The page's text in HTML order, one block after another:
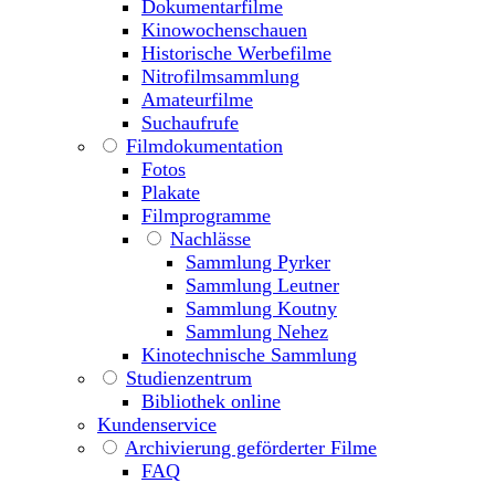
Dokumentarfilme
Kinowochenschauen
Historische Werbefilme
Nitrofilmsammlung
Amateurfilme
Suchaufrufe
Filmdokumentation
Fotos
Plakate
Filmprogramme
Nachlässe
Sammlung Pyrker
Sammlung Leutner
Sammlung Koutny
Sammlung Nehez
Kinotechnische Sammlung
Studienzentrum
Bibliothek online
Kundenservice
Archivierung geförderter Filme
FAQ